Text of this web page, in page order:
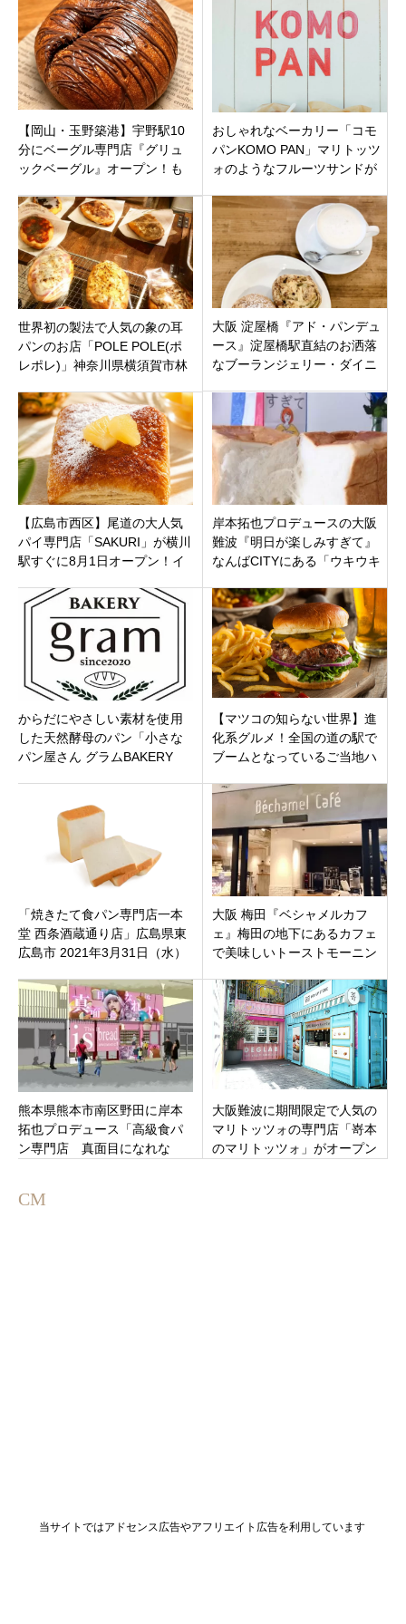
【岡山・玉野築港】宇野駅10
分にベーグル専門店『グリュ
ックベーグル』オープン！も
感が最高！
おしゃれなベーカリー「コモ
パンKOMO PAN」マリトッツ
ォのようなフルーツサンドが
気！神奈川県鎌倉市
世界初の製法で人気の象の耳
パンのお店「POLE POLE(ポ
レポレ)」神奈川県横須賀市林
大阪 淀屋橋『アド・パンデュ
ース』淀屋橋駅直結のお洒落
なブーランジェリー・ダイニ
【広島市西区】尾道の大人気
パイ専門店「SAKURI」が横川
駅すぐに8月1日オープン！イ
リュレパイ
岸本拓也プロデュースの大阪
難波『明日が楽しみすぎて』
なんばCITYにある「ウキウキ
専門店♬
からだにやさしい素材を使用
した天然酵母のパン「小さな
パン屋さん グラムBAKERY
【マツコの知らない世界】進
化系グルメ！全国の道の駅で
ブームとなっているご当地ハ
「焼きたて食パン専門店一本
堂 西条酒蔵通り店」広島県東
広島市 2021年3月31日（水）
大阪 梅田『ベシャメルカフ
ェ』梅田の地下にあるカフェ
で美味しいトーストモーニン
ム完備！！
熊本県熊本市南区野田に岸本
拓也プロデュース「高級食パ
ン専門店 真面目になれな
大阪難波に期間限定で人気の
マリトッツォの専門店「嵜本
のマリトッツォ」がオープン
CM
当サイトではアドセンス広告やアフリエイト広告を利用しています